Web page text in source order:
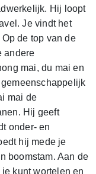
Hij loopt
Je vindt het
de top van de
andere
mai, du mai en
mai de
Hij geeft
onder- en
hij mede je
boomstam. Aan de
kunt wortelen en